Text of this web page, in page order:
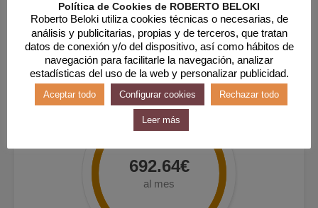
692.64€
al mes
Política de Cookies de ROBERTO BELOKI
Roberto Beloki utiliza cookies técnicas o necesarias, de
análisis y publicitarias, propias y de terceros, que tratan
datos de conexión y/o del dispositivo, así como hábitos de
navegación para facilitarle la navegación, analizar
estadísticas del uso de la web y personalizar publicidad.
Aceptar todo Configurar cookies Rechazar todo
Leer más